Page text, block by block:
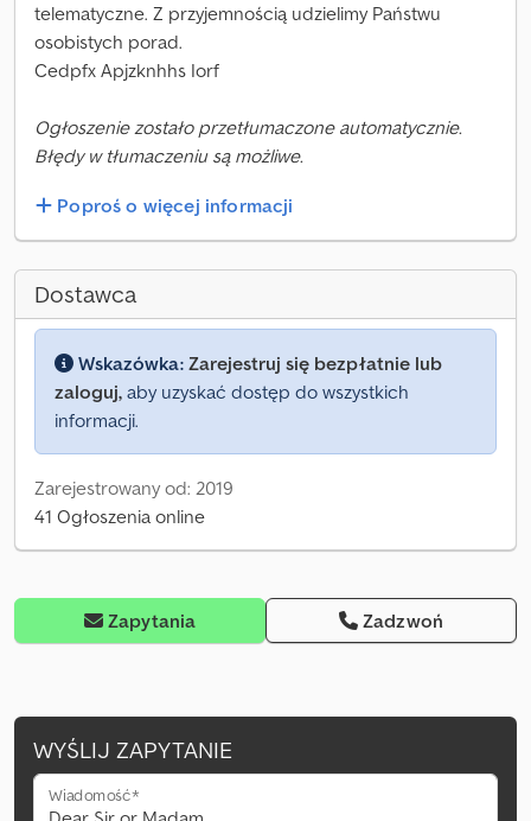
telematyczne. Z przyjemnością udzielimy Państwu
osobistych porad.
Cedpfx Apjzknhhs Iorf
Ogłoszenie zostało przetłumaczone automatycznie.
Błędy w tłumaczeniu są możliwe.
Poproś o więcej informacji
Dostawca
Wskazówka: Zarejestruj się bezpłatnie lub
zaloguj, aby uzyskać dostęp do wszystkich
informacji.
Zarejestrowany od: 2019
41 Ogłoszenia online
Zapytania Zadzwoń
WYŚLIJ ZAPYTANIE
Wiadomość*